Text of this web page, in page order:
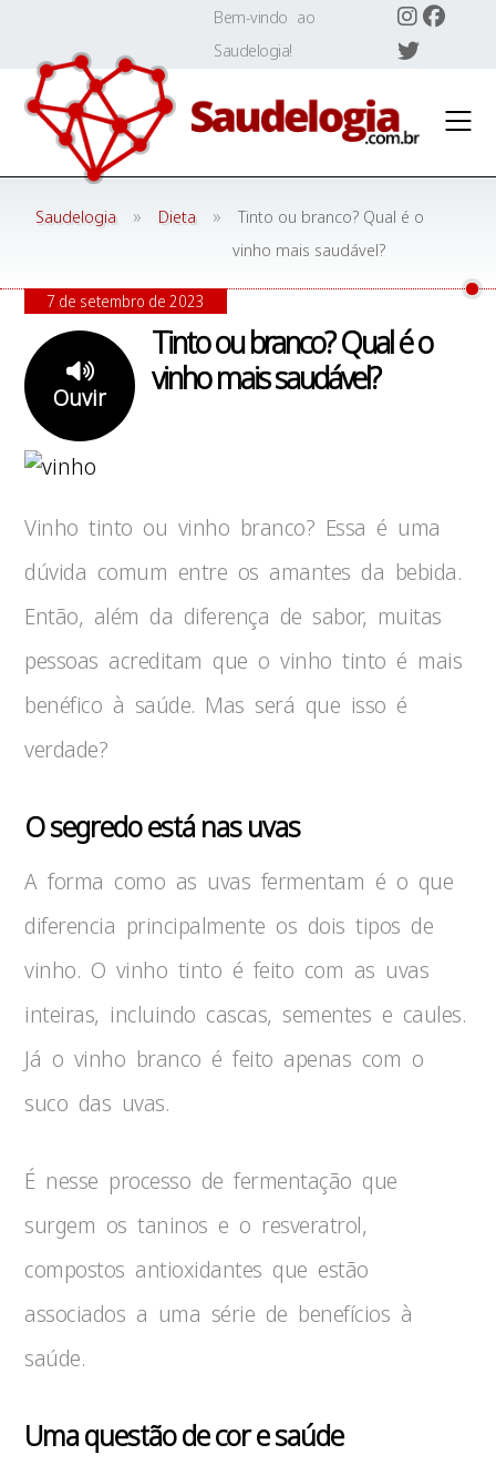
content
Bem-vindo ao
Saudelogia!
Saudelogia » Dieta »
Tinto ou branco? Qual é o
vinho mais saudável?
Tinto ou branco? Qual é o
vinho mais saudável?
Ouvir
7 de setembro de 2023
Vinho tinto ou vinho branco? Essa é uma
dúvida comum entre os amantes da bebida.
Então, além da diferença de sabor, muitas
pessoas acreditam que o vinho tinto é mais
benéfico à saúde. Mas será que isso é
verdade?
O segredo está nas uvas
A forma como as uvas fermentam é o que
diferencia principalmente os dois tipos de
vinho. O vinho tinto é feito com as uvas
inteiras, incluindo cascas, sementes e caules.
Já o vinho branco é feito apenas com o
suco das uvas.
É nesse processo de fermentação que
surgem os taninos e o resveratrol,
compostos antioxidantes que estão
associados a uma série de benefícios à
saúde.
Uma questão de cor e saúde